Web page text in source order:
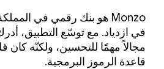
في ازدياد. مع توسّع التطبيق،
مجالاً مهمًا للتحسين، ولكنّه
قاعدة الرموز البرمجية.